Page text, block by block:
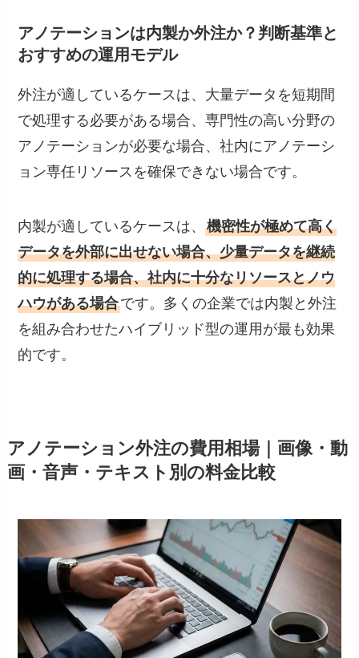
アノテーションは内製か外注か？判断基準と
おすすめの運用モデル
外注が適しているケースは、大量データを短期間
で処理する必要がある場合、専門性の高い分野の
アノテーションが必要な場合、社内にアノテーシ
ョン専任リソースを確保できない場合です。
内製が適しているケースは、機密性が極めて高く
データを外部に出せない場合、少量データを継続
的に処理する場合、社内に十分なリソースとノウ
ハウがある場合です。多くの企業では内製と外注
を組み合わせたハイブリッド型の運用が最も効果
的です。
アノテーション外注の費用相場｜画像・動
画・音声・テキスト別の料金比較